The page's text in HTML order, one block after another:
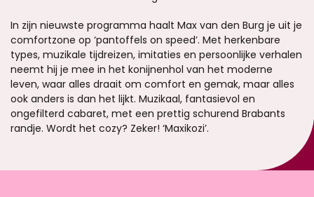
In zijn nieuwste programma haalt Max van den Burg je uit je
comfortzone op ‘pantoffels on speed’. Met herkenbare
types, muzikale tijdreizen, imitaties en persoonlijke verhalen
neemt hij je mee in het konijnenhol van het moderne
leven, waar alles draait om comfort en gemak, maar alles
ook anders is dan het lijkt. Muzikaal, fantasievol en
ongefilterd cabaret, met een prettig schurend Brabants
randje. Wordt het cozy? Zeker! ‘Maxikozi’.